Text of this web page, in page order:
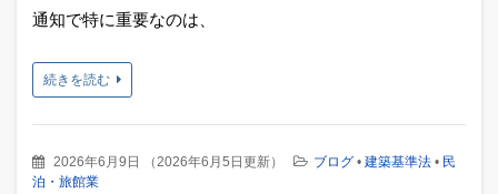
通知で特に重要なのは、
続きを読む
2026年6月9日 （ 2026年6月5日更新） ブログ • 建築基準法 • 民
泊・旅館業